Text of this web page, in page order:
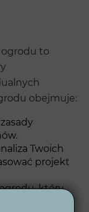
to
obejmuje:
Twoich
projekt
który